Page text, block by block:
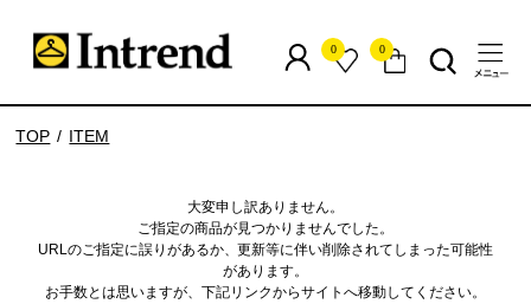
0 0
TOP ITEM
大変申し訳ありません。
ご指定の商品が見つかりませんでした。
URLのご指定に誤りがあるか、更新等に伴い削除されてしまった可能性
があります。
お手数とは思いますが、下記リンクからサイトへ移動してください。